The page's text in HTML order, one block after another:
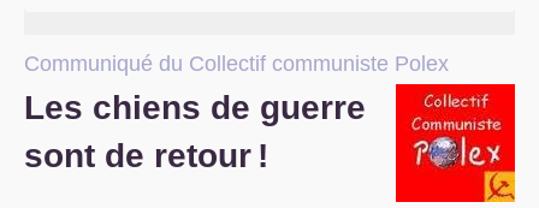
Internationale
S’organiser
Comprendre...
Communiqué du Collectif communiste Polex
Les chiens de guerre
sont de retour !